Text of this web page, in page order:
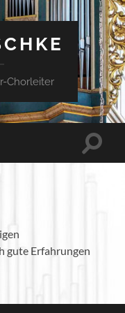
Chorleiter
gute Erfahrungen